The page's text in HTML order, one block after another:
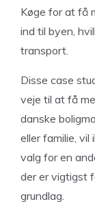
Køge for at få
ind til byen,
transport.
Disse case
veje til at få
danske
eller familie,
valg for en
der er vigtigst
grundlag.